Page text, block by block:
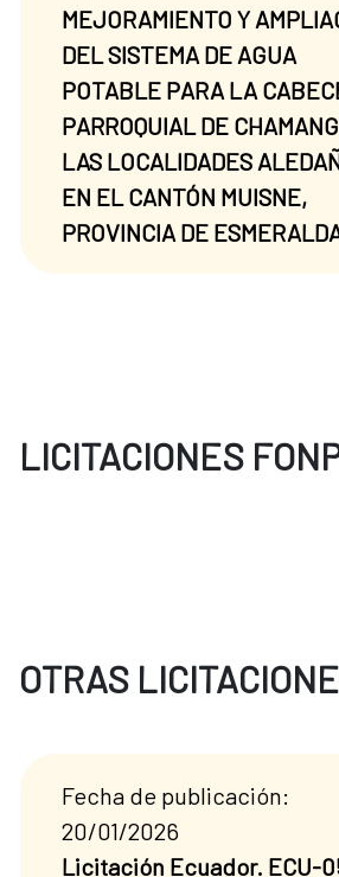
MEJORAMIENTO Y
DEL SISTEMA DE AGUA
POTABLE PARA LA
PARROQUIAL DE
LAS LOCALIDADES
EN EL CANTÓN MUISNE,
PROVINCIA DE
LICITACIONES
OTRAS
Fecha de publicación:
20/01/2026
Licitación Ecuador. ECU-